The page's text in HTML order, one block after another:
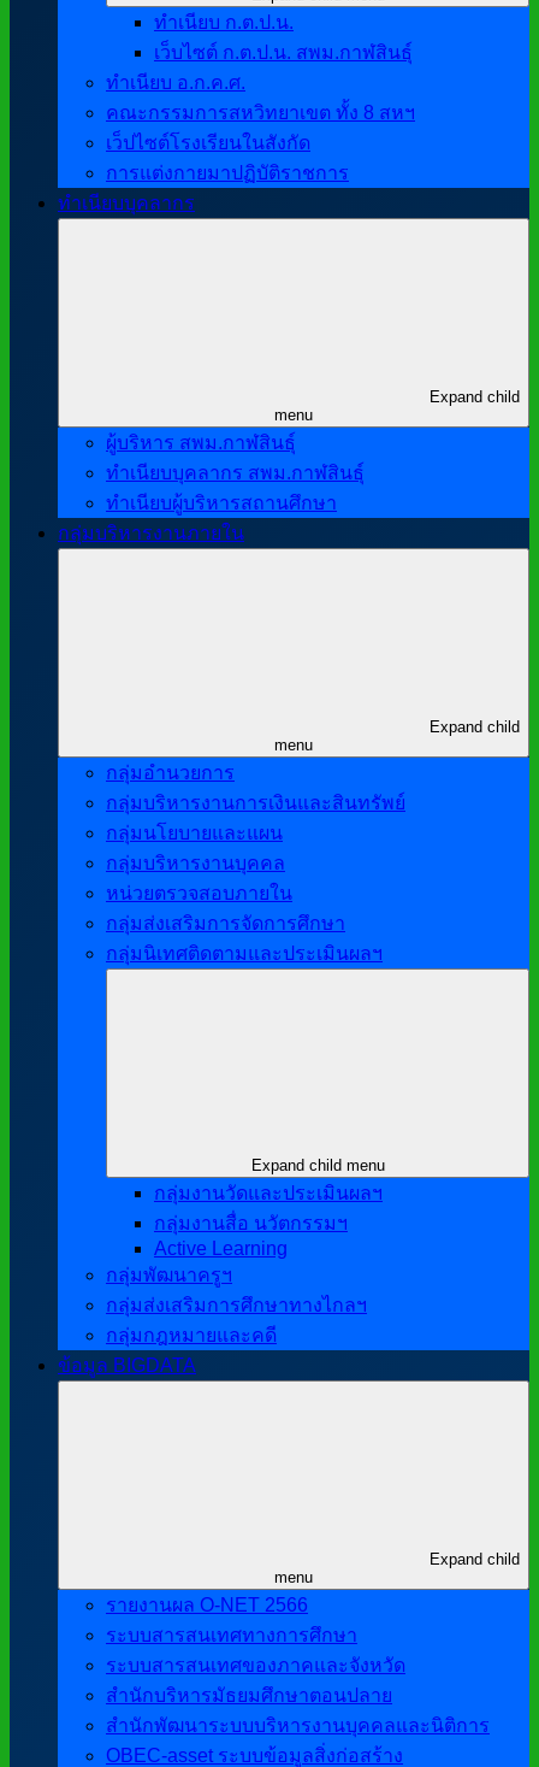
ทำเนียบ ก.ต.ป.น.
เว็บไซต์ ก.ต.ป.น. สพม.กาฬสินธุ์
ทำเนียบ อ.ก.ค.ศ.
คณะกรรมการสหวิทยาเขต ทั้ง 8 สหฯ
เว็ปไซต์โรงเรียนในสังกัด
การแต่งกายมาปฏิบัติราชการ
ทำเนียบบุคลากร
Expand child
menu
ผู้บริหาร สพม.กาฬสินธุ์
ทำเนียบบุคลากร สพม.กาฬสินธุ์
ทำเนียบผู้บริหารสถานศึกษา
กลุ่มบริหารงานภายใน
Expand child
menu
กลุ่มอำนวยการ
กลุ่มบริหารงานการเงินและสินทรัพย์
กลุ่มนโยบายและแผน
กลุ่มบริหารงานบุคคล
หน่วยตรวจสอบภายใน
กลุ่มส่งเสริมการจัดการศึกษา
กลุ่มนิเทศติดตามและประเมินผลฯ
Expand child menu
กลุ่มงานวัดและประเมินผลฯ
กลุ่มงานสื่อ นวัตกรรมฯ
Active Learning
กลุ่มพัฒนาครูฯ
กลุ่มส่งเสริมการศึกษาทางไกลฯ
กลุ่มกฎหมายและคดี
ข้อมูล BIGDATA
Expand child
menu
รายงานผล O-NET 2566
ระบบสารสนเทศทางการศึกษา
ระบบสารสนเทศของภาคและจังหวัด
สำนักบริหารมัธยมศึกษาตอนปลาย
สำนักพัฒนาระบบบริหารงานบุคคลและนิติการ
OBEC-asset ระบบข้อมูลสิ่งก่อสร้าง